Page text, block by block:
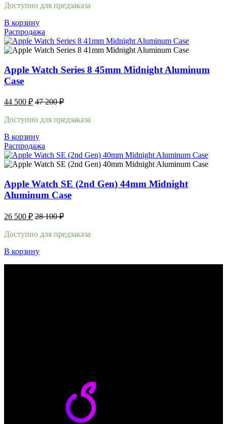
Доступно для предзаказа
В корзину
Распродажа
Apple Watch Series 8 45mm Midnight Aluminum
Case
44 500 ₽ 47 200₽
Доступно для предзаказа
В корзину
Распродажа
Apple Watch SE (2nd Gen) 44mm Midnight
Aluminum Case
26 500 ₽ 28 100₽
Доступно для предзаказа
В корзину